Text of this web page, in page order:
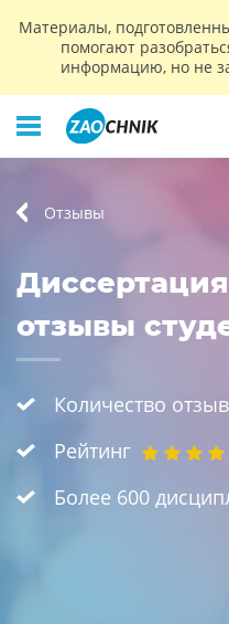
Материалы,
помогают
информацию, но не
Отзывы
отзывы
Количество
Рейтинг
Более 600